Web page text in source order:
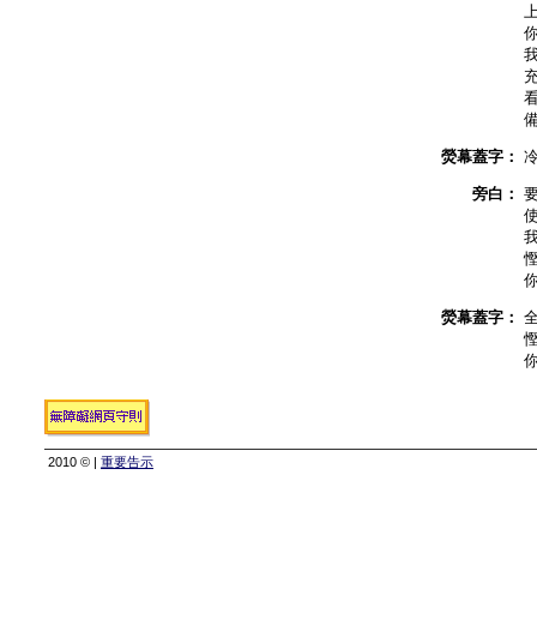
熒幕蓋字：
旁白：
熒幕蓋字：
2010 © | 重要告示